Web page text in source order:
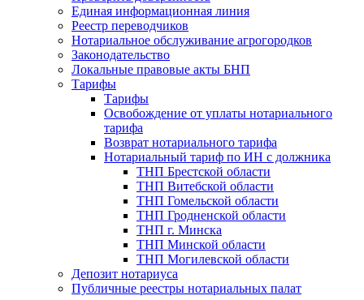
Единая информационная линия
Реестр переводчиков
Нотариальное обслуживание агрогородков
Законодательство
Локальные правовые акты БНП
Тарифы
Тарифы
Освобождение от уплаты нотариального
тарифа
Возврат нотариального тарифа
Нотариальный тариф по ИН с должника
ТНП Брестской области
ТНП Витебской области
ТНП Гомельской области
ТНП Гродненской области
ТНП г. Минска
ТНП Минской области
ТНП Могилевской области
Депозит нотариуса
Публичные реестры нотариальных палат